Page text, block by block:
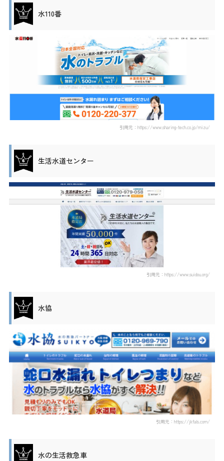
水110番
引用元：https://www.sharing-tech.co.jp/mizu/
生活水道センター
引用元：https://www.suidou.org/
水協
引用元：https://jkfals.com/
水の生活救急車